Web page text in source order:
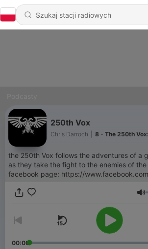
250th Vox
Chris Darroch 8 - The 250th
the 250th Vox follows the adventures of a
as they take the fight to the enemies of
facebook page: https://
00:00